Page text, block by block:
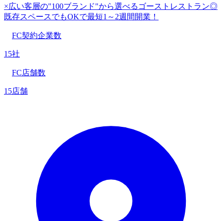
×広い客層の"100ブランド"から選べるゴーストレストラン◎
既存スペースでもOKで最短1～2週間開業！
FC契約企業数
15社
FC店舗数
15店舗